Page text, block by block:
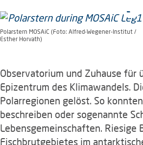
Polarstern MOSAiC (Foto: Alfred-Wegener-Institut /
Esther Horvath)
Observatorium und Zuhause für
Epizentrum des Klimawandels.
Polarregionen gelöst. So
beschreiben oder sogenannte
Lebensgemeinschaften.
Fischbrutgebietes im